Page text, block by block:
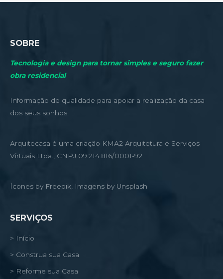
SOBRE
Tecnologia e design para tornar simples e seguro fazer
obra residencial
Informação de qualidade para apoiar a realização da casa
dos seus sonhos
Arquitecasa é uma criação KMA2 Arquitetura e Serviços
Virtuais Ltda., CNPJ 09.214.816/0001-92
Ícones by Freepik, Imagens by Unsplash
SERVIÇOS
> Início
> Construa sua Casa
> Reforme sua Casa